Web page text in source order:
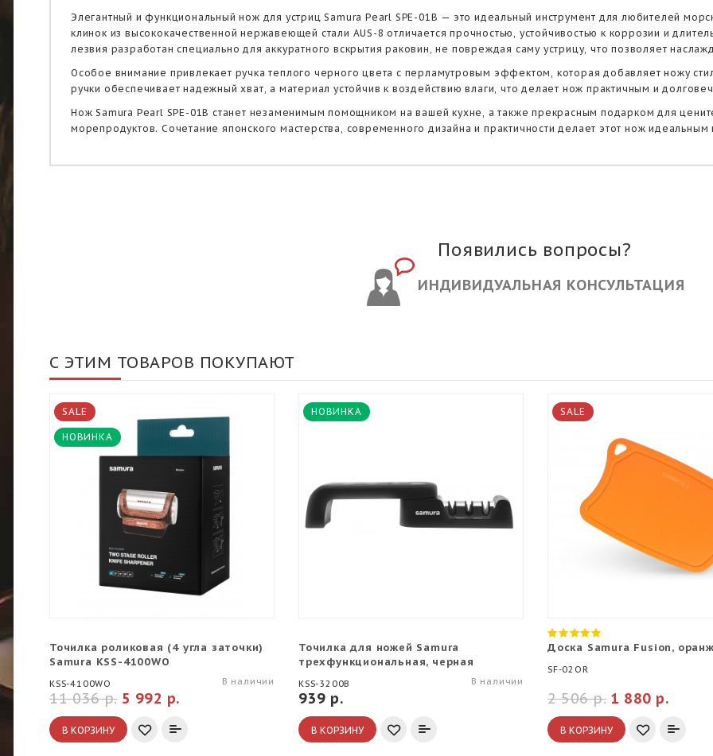
Элегантный и функциональный нож для устриц Samura Pearl SPE-01B — это идеальный инструмент для любителей
клинок из высококачественной нержавеющей стали AUS-8 отличается прочностью, устойчивостью к коррозии и
лезвия разработан специально для аккуратного вскрытия раковин, не повреждая саму устрицу, что позволяет
Особое внимание привлекает ручка теплого черного цвета с перламутровым эффектом, которая добавляет ножу
ручки обеспечивает надежный хват, а материал устойчив к воздействию влаги, что делает нож практичным и
Нож Samura Pearl SPE-01B станет незаменимым помощником на вашей кухне, а также прекрасным подарком для
морепродуктов. Сочетание японского мастерства, современного дизайна и практичности делает этот нож
Появились вопросы?
ИНДИВИДУАЛЬНАЯ КОНСУЛЬТАЦИЯ
С ЭТИМ ТОВАРОВ ПОКУПАЮТ
SALE
НОВИНКА
Точилка роликовая (4 угла заточки)
Samura KSS-4100WO
KSS-4100WO В наличии
5 992 р.
11 036 р.
В КОРЗИНУ
НОВИНКА
Точилка для ножей Samura
трехфункциональная, черная
KSS-3200B В наличии
939 р.
В КОРЗИНУ
SALE
Доска Samura Fusion,
SF-02OR
1 880 р.
2 506 р.
В КОРЗИНУ